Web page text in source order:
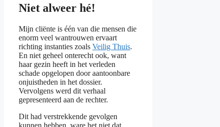
Niet alweer hé!
Mijn cliënte is één van die mensen die
enorm veel wantrouwen ervaart
richting instanties zoals Veilig Thuis.
En niet geheel onterecht ook, want
haar gezin heeft in het verleden
schade opgelopen door aantoonbare
onjuistheden in het dossier.
Vervolgens werd dit verhaal
gepresenteerd aan de rechter.
Dit had verstrekkende gevolgen